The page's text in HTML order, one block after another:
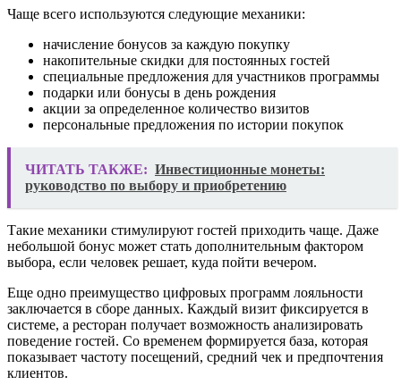
Чаще всего используются следующие механики:
начисление бонусов за каждую покупку
накопительные скидки для постоянных гостей
специальные предложения для участников программы
подарки или бонусы в день рождения
акции за определенное количество визитов
персональные предложения по истории покупок
ЧИТАТЬ ТАКЖЕ: Инвестиционные монеты:
руководство по выбору и приобретению
Такие механики стимулируют гостей приходить чаще. Даже
небольшой бонус может стать дополнительным фактором
выбора, если человек решает, куда пойти вечером.
Еще одно преимущество цифровых программ лояльности
заключается в сборе данных. Каждый визит фиксируется в
системе, а ресторан получает возможность анализировать
поведение гостей. Со временем формируется база, которая
показывает частоту посещений, средний чек и предпочтения
клиентов.